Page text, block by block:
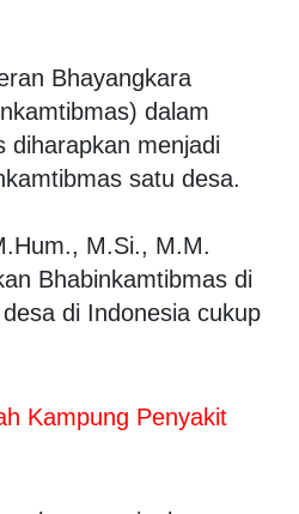
Bhayangkara
dalam
diharapkan menjadi
satu desa.
M.Si., M.M.
Bhabinkamtibmas di
di Indonesia cukup
Kampung Penyakit